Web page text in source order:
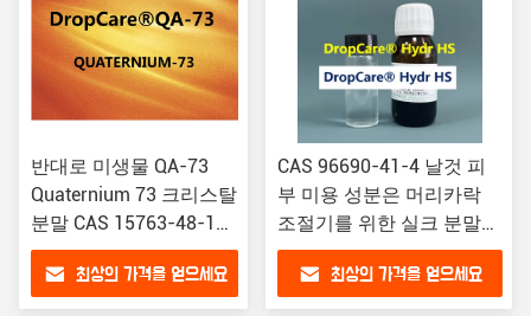
반대로 미생물 QA-73
Quaternium 73 크리스탈
분말 CAS 15763-48-1
퇴색 여드름 표
최상의 가격을 얻으세요
CAS 96690-41-4 날것 피
부 미용 성분은 머리카락
조절기를 위한 실크 분말을
가수분해했습니다
최상의 가격을 얻으세요